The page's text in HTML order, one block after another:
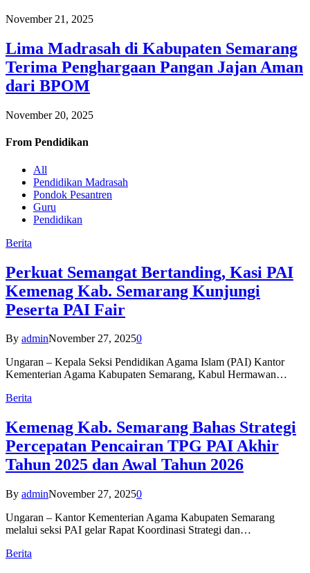
November 21, 2025
Lima Madrasah di Kabupaten Semarang
Terima Penghargaan Pangan Jajan Aman
dari BPOM
November 20, 2025
From Pendidikan
All
Pendidikan Madrasah
Pondok Pesantren
Guru
Pendidikan
Berita
Perkuat Semangat Bertanding, Kasi PAI
Kemenag Kab. Semarang Kunjungi
Peserta PAI Fair
By adminNovember 27, 20250
Ungaran – Kepala Seksi Pendidikan Agama Islam (PAI) Kantor
Kementerian Agama Kabupaten Semarang, Kabul Hermawan…
Berita
Kemenag Kab. Semarang Bahas Strategi
Percepatan Pencairan TPG PAI Akhir
Tahun 2025 dan Awal Tahun 2026
By adminNovember 27, 20250
Ungaran – Kantor Kementerian Agama Kabupaten Semarang
melalui seksi PAI gelar Rapat Koordinasi Strategi dan…
Berita